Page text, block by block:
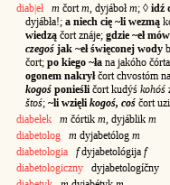
diab|eł
m čort m , dyjábołm; ◊ idź
dyjábła!; a niech cię ~li wezmą
wiedzą čort znáje; gdzie ~eł
czegoś jak ~eł święconej wody
čort; po kiego ~ła na jakóho
ogonem nakryłčort chvostóm
kogoś ponieśli čort kudýś kohóś
štoś; ~li wzięli kogoś, coś čort
diabełek
m čórtik m , dyjáblik m
diabetolog
m dyjabetólog m
diabetologia
fdyjabetológija f
diabetologiczny dyjabetologíčny